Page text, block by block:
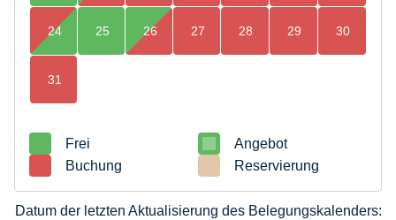
24 25 26 27 28 29 30
31
Frei
Angebot
Buchung
Reservierung
Datum der letzten Aktualisierung des Belegungskalenders: